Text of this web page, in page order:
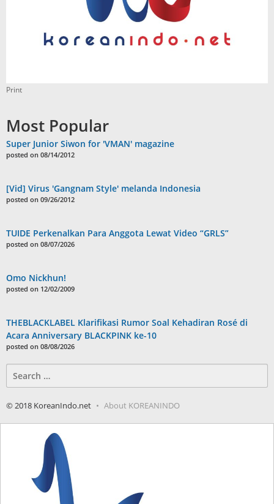
Print
Most Popular
Super Junior Siwon for 'VMAN' magazine
posted on 08/14/2012
[Vid] Virus 'Gangnam Style' melanda Indonesia
posted on 09/26/2012
TUIDE Perkenalkan Para Anggota Lewat Video “GRLS”
posted on 08/07/2026
Omo Nickhun!
posted on 12/02/2009
THEBLACKLABEL Klarifikasi Rumor Soal Kehadiran Rosé di
Acara Anniversary BLACKPINK ke-10
posted on 08/08/2026
for:
© 2018 KoreanIndo.net About KOREANINDO